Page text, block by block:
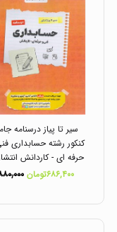
سیر تا پیاز درسنامه
کنکور رشته حسابداری
حرفه ای - کاردانش
اخوان۶۸۶,۴۰۰تومان